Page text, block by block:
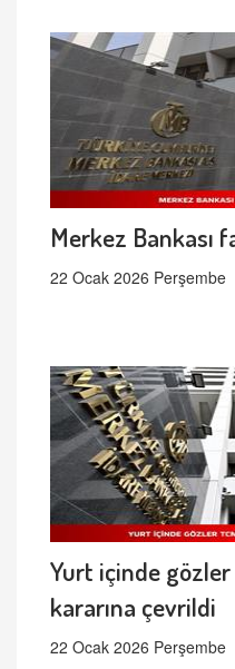
Merkez Bankası
22 Ocak 2026 Perşembe
Yurt içinde
kararına çevrildi
22 Ocak 2026 Perşembe